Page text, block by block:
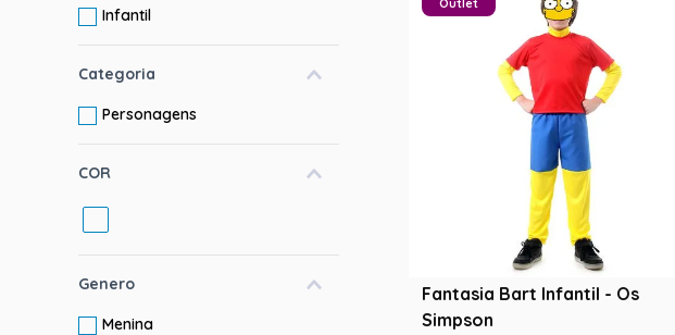
Infantil
Categoria
Personagens
COR
Genero
Menina
Fantasia Bart Infantil - Os
Simpson
Outlet